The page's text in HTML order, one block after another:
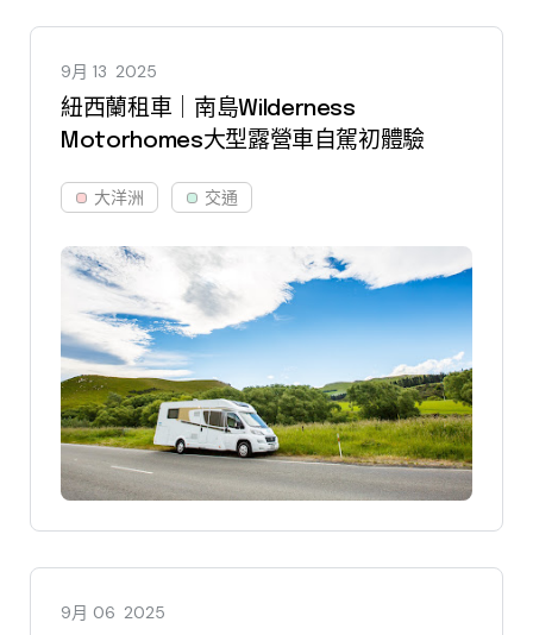
9月 13 2025
紐西蘭租車｜南島Wilderness
Motorhomes大型露營車自駕初體驗
大洋洲 交通
9月 06 2025